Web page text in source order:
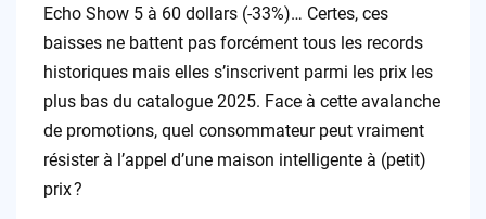
Echo Show 5 à 60 dollars (-33%)… Certes, ces
baisses ne battent pas forcément tous les records
historiques mais elles s’inscrivent parmi les prix les
plus bas du catalogue 2025. Face à cette avalanche
de promotions, quel consommateur peut vraiment
résister à l’appel d’une maison intelligente à (petit)
prix ?